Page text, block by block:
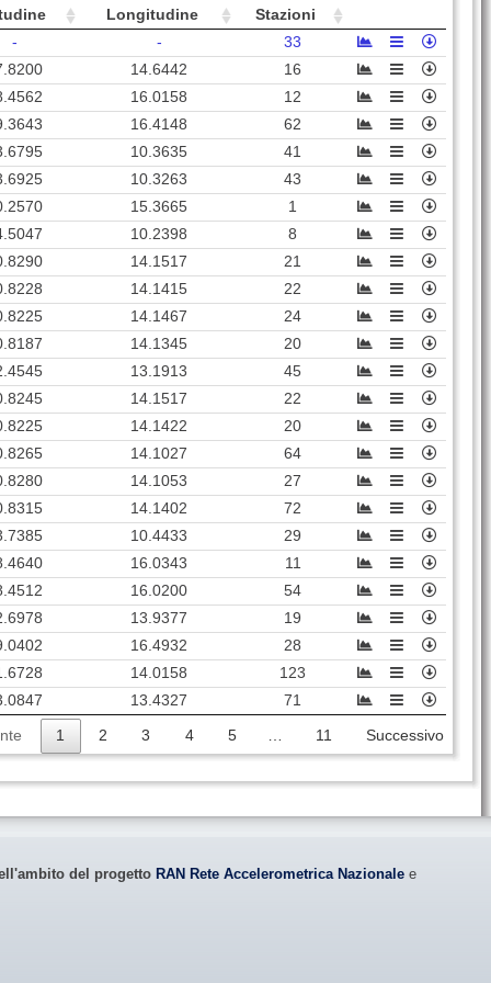
Longitudine
Stazioni
- -
33
14.6442
16
16.0158
12
16.4148
62
10.3635
41
10.3263
43
15.3665
1
10.2398
8
14.1517
21
14.1415
22
14.1467
24
14.1345
20
13.1913
45
14.1517
22
14.1422
20
14.1027
64
14.1053
27
14.1402
72
10.4433
29
16.0343
11
16.0200
54
13.9377
19
16.4932
28
14.0158
123
13.4327 71
1 2 3 4 5 11 Successivo
del progetto RAN Rete Accelerometrica Nazionale e